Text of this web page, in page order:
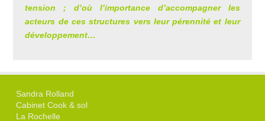
tension ; d’où l’importance d’accompagner les
acteurs de ces structures vers leur pérennité et leur
développement…
Sandra Rolland
Cabinet Cook & sol
La Rochelle